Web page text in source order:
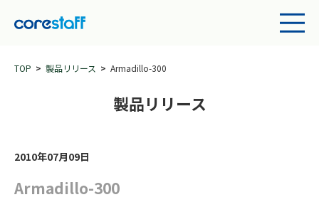
TOP 製品リリース Armadillo-300
製品リリース
2010年07月09日
Armadillo-300